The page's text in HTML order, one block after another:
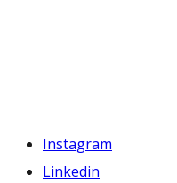
Instagram
Linkedin